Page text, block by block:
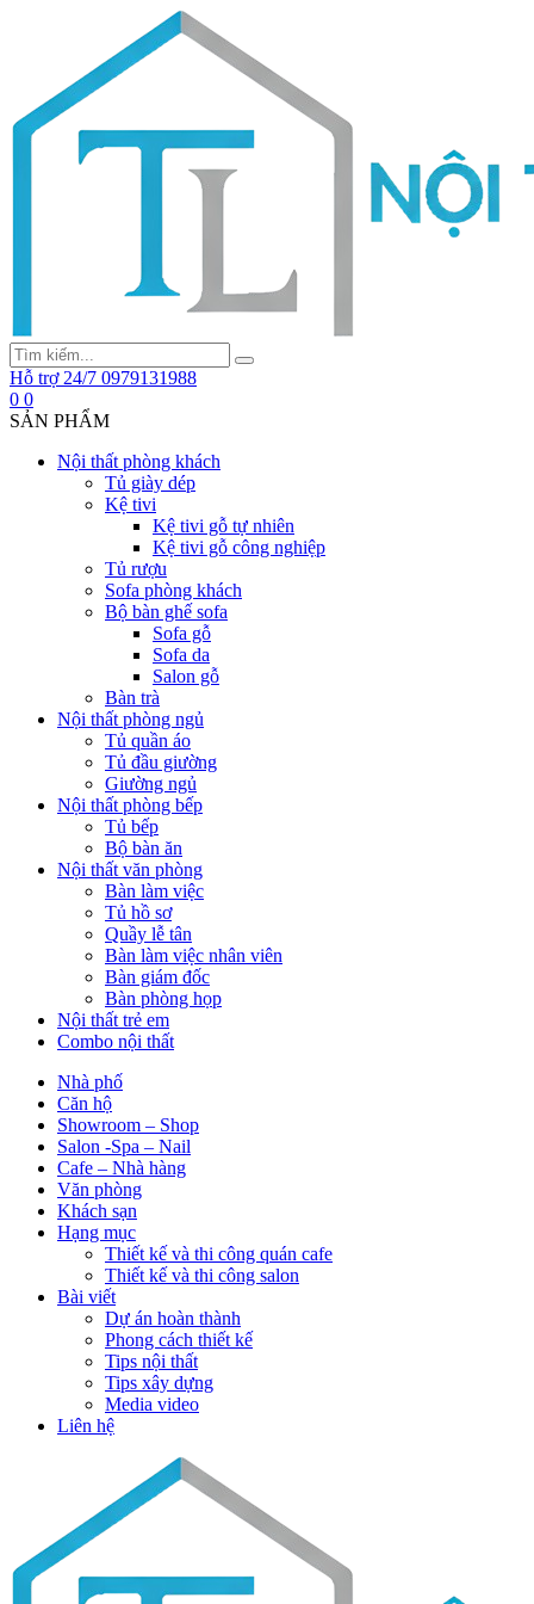
Hỗ trợ 24/7 0979131988
0 0
SẢN PHẨM
Nội thất phòng khách
Tủ giày dép
Kệ tivi
Kệ tivi gỗ tự nhiên
Kệ tivi gỗ công nghiệp
Tủ rượu
Sofa phòng khách
Bộ bàn ghế sofa
Sofa gỗ
Sofa da
Salon gỗ
Bàn trà
Nội thất phòng ngủ
Tủ quần áo
Tủ đầu giường
Giường ngủ
Nội thất phòng bếp
Tủ bếp
Bộ bàn ăn
Nội thất văn phòng
Bàn làm việc
Tủ hồ sơ
Quầy lễ tân
Bàn làm việc nhân viên
Bàn giám đốc
Bàn phòng họp
Nội thất trẻ em
Combo nội thất
Nhà phố
Căn hộ
Showroom – Shop
Salon -Spa – Nail
Cafe – Nhà hàng
Văn phòng
Khách sạn
Hạng mục
Thiết kế và thi công quán cafe
Thiết kế và thi công salon
Bài viết
Dự án hoàn thành
Phong cách thiết kế
Tips nội thất
Tips xây dựng
Media video
Liên hệ